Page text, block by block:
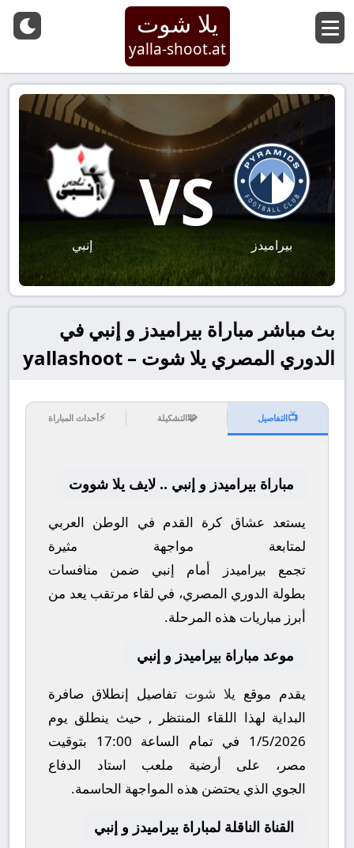
يلا شوت
yalla-shoot.at
بيراميدز
VS
إنبي
بث مباشر مباراة بيراميدز و إنبي في
الدوري المصري يلا شوت – yallashoot
📺التفاصيل 🧩التشكيلة ⚡أحداث المباراة
مباراة بيراميدز و إنبي .. لايف يلا شووت
يستعد عشاق كرة القدم في الوطن العربي
لمتابعة مواجهة مثيرة
تجمع بيراميدز أمام إنبي ضمن منافسات
بطولة الدوري المصري، في لقاء مرتقب يعد من
أبرز مباريات هذه المرحلة.
موعد مباراة بيراميدز و إنبي
يقدم موقع يلا شوت تفاصيل إنطلاق صافرة
البداية لهذا اللقاء المنتظر , حيث ينطلق يوم
1/5/2026 في تمام الساعة 17:00 بتوقيت
مصر، على أرضية ملعب استاد الدفاع
الجوي الذي يحتضن هذه المواجهة الحاسمة.
القناة الناقلة لمباراة بيراميدز و إنبي